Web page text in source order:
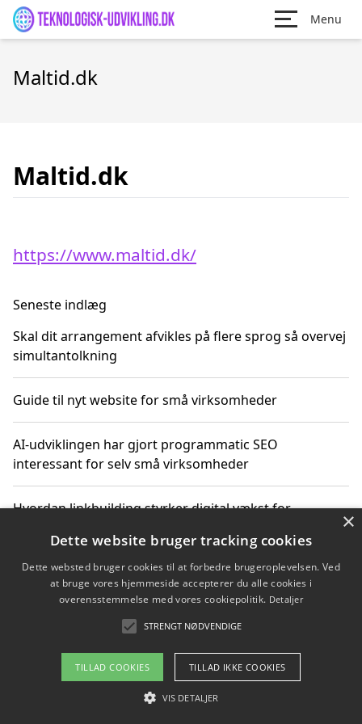
Menu
Maltid.dk
Maltid.dk
https://www.maltid.dk/
Seneste indlæg
Skal dit arrangement afvikles på flere sprog så overvej
simultantolkning
Guide til nyt website for små virksomheder
AI-udviklingen har gjort programmatic SEO
interessant for selv små virksomheder
Hvordan linkbuilding styrker digital vækst for
Sådan har udviklingen inden for genbrug af elektronik
ændret sig
Copyright 2026 - Pilanto Aps
Om / kontakt
×
Dette website bruger tracking cookies
Dette websted bruger cookies til at forbedre brugeroplevelsen. Ved
at bruge vores hjemmeside accepterer du alle cookies i
overensstemmelse med vores cookiepolitik. Detaljer
STRENGT NØDVENDIGE
TILLAD COOKIES TILLAD IKKE COOKIES
VIS DETALJER